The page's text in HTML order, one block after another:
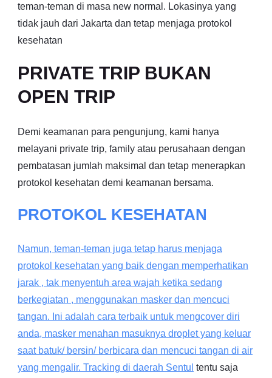
teman-teman di masa new normal. Lokasinya yang
tidak jauh dari Jakarta dan tetap menjaga protokol
kesehatan
PRIVATE TRIP BUKAN
OPEN TRIP
Demi keamanan para pengunjung, kami hanya
melayani private trip, family atau perusahaan dengan
pembatasan jumlah maksimal dan tetap menerapkan
protokol kesehatan demi keamanan bersama.
PROTOKOL KESEHATAN
Namun, teman-teman juga tetap harus menjaga
protokol kesehatan yang baik dengan memperhatikan
jarak , tak menyentuh area wajah ketika sedang
berkegiatan , menggunakan masker dan mencuci
tangan. Ini adalah cara terbaik untuk mengcover diri
anda, masker menahan masuknya droplet yang keluar
saat batuk/ bersin/ berbicara dan mencuci tangan di air
yang mengalir. Tracking di daerah Sentul tentu saja